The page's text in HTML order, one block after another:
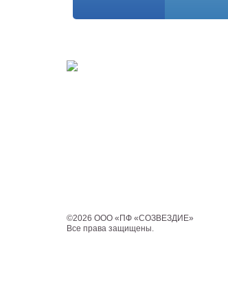
©2026 ООО «ПФ «СОЗВЕЗДИЕ»
Все права защищены.